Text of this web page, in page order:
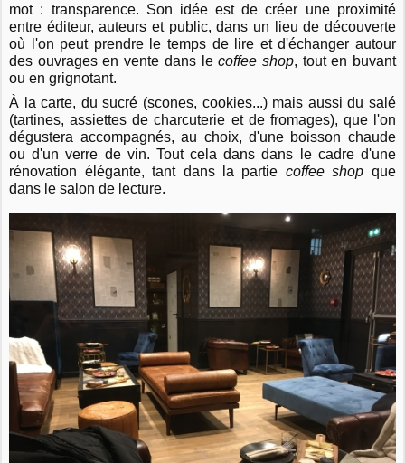
mot : transparence. Son idée est de créer une proximité
entre éditeur, auteurs et public, dans un lieu de découverte
où l'on peut prendre le temps de lire et d'échanger autour
des ouvrages en vente dans lecoffee shop, tout en buvant
ou en grignotant.
À la carte, du sucré (scones, cookies...) mais aussi du salé
(tartines, assiettes de charcuterie et de fromages), que l'on
dégustera accompagnés, au choix, d'une boisson chaude
ou d'un verre de vin. Tout cela dans dans le cadre d'une
rénovation élégante, tant dans la partie coffee shop que
dans le salon de lecture.